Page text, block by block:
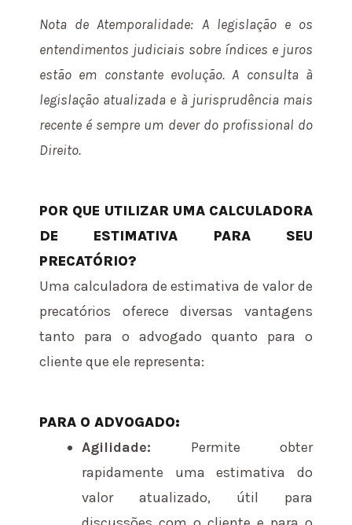
Nota de Atemporalidade: A legislação e os
entendimentos judiciais sobre índices e juros
estão em constante evolução. A consulta à
legislação atualizada e à jurisprudência mais
recente é sempre um dever do profissional do
Direito.
POR QUE UTILIZAR UMA CALCULADORA
DE ESTIMATIVA PARA SEU
PRECATÓRIO?
Uma calculadora de estimativa de valor de
precatórios oferece diversas vantagens
tanto para o advogado quanto para o
cliente que ele representa:
PARA O ADVOGADO:
Agilidade: Permite obter
rapidamente uma estimativa do
valor atualizado, útil para